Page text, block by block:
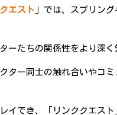
エスト
」では、スプリン
ーたちの関係性をより深
ター同士の触れ合いやコ
イでき、「リンククエス